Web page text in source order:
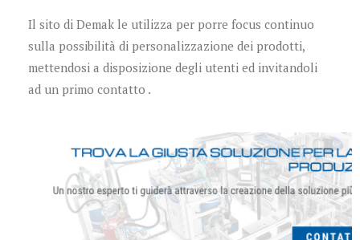
Il sito di Demak le utilizza per porre focus continuo
sulla possibilità di personalizzazione dei prodotti,
mettendosi a disposizione degli utenti ed invitandoli
ad un primo contatto .